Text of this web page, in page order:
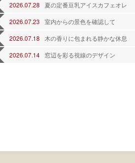
2026.07.28
夏の定番豆乳アイスカフェオレ
2026.07.23
室内からの景色を確認して
2026.07.18
木の香りに包まれる静かな休息
2026.07.14 窓辺を彩る視線のデザイン